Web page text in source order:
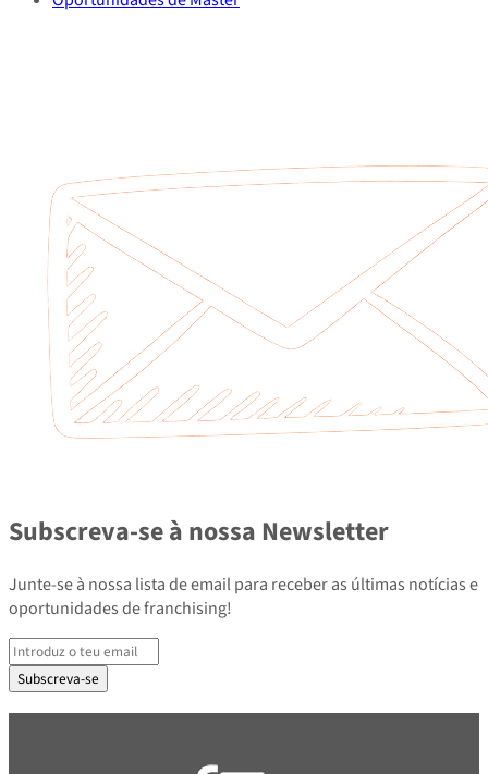
Subscreva-se à nossa Newsletter
Junte-se à nossa lista de email para receber as últimas notícias e
oportunidades de franchising!
Subscreva-se